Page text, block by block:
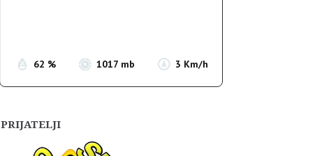
62 % 1017 mb 3 Km/h
PRIJATELJI